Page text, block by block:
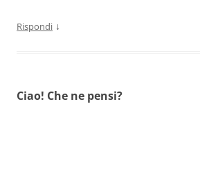
Rispondi ↓
Ciao! Che ne pensi?